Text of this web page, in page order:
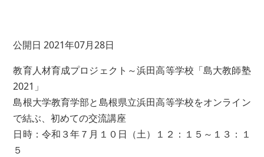
公開日 2021年07月28日
教育人材育成プロジェクト～浜田高等学校「島大教師塾
2021」
島根大学教育学部と島根県立浜田高等学校をオンライン
で結ぶ、初めての交流講座
日時：令和３年７月１０日（土）１２：１５～１３：１
５